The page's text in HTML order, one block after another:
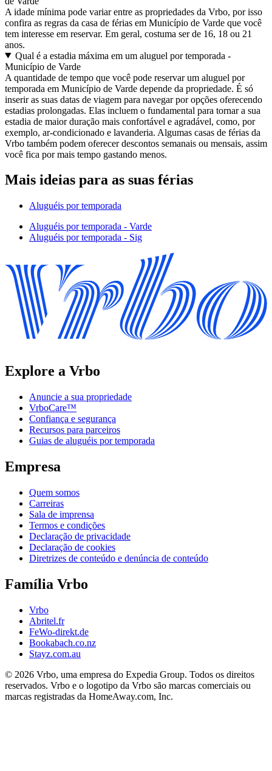
A idade mínima pode variar entre as propriedades da Vrbo, por isso
confira as regras da casa de férias em Município de Varde que você
tem interesse em reservar. Em geral, costuma ser de 16, 18 ou 21
anos.
Qual é a estadia máxima em um aluguel por temporada -
Município de Varde
A quantidade de tempo que você pode reservar um aluguel por
temporada em Município de Varde depende da propriedade. É só
inserir as suas datas de viagem para navegar por opções oferecendo
estadias prolongadas. Elas incluem o fundamental para tornar a sua
estadia de maior duração mais confortável e agradável, como, por
exemplo, ar-condicionado e lavanderia. Algumas casas de férias da
Vrbo também podem oferecer descontos semanais ou mensais, assim
você fica por mais tempo gastando menos.
Mais ideias para as suas férias
Aluguéis por temporada
Aluguéis por temporada - Varde
Aluguéis por temporada - Sig
Explore a Vrbo
Anuncie a sua propriedade
VrboCare™
Confiança e segurança
Recursos para parceiros
Guias de aluguéis por temporada
Empresa
Quem somos
Carreiras
Sala de imprensa
Termos e condições
Declaração de privacidade
Declaração de cookies
Diretrizes de conteúdo e denúncia de conteúdo
Família Vrbo
Vrbo
Abritel.fr
FeWo-direkt.de
Bookabach.co.nz
Stayz.com.au
© 2026 Vrbo, uma empresa do Expedia Group. Todos os direitos
reservados. Vrbo e o logotipo da Vrbo são marcas comerciais ou
marcas registradas da HomeAway.com, Inc.